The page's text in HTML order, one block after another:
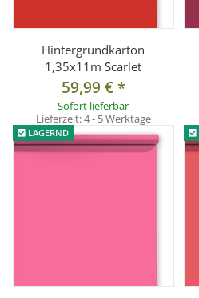
Hintergrundkarton
1,35x11m Scarlet
59,99 €*
Sofort lieferbar
Lieferzeit:4 - 5 Werktage
LAGERND